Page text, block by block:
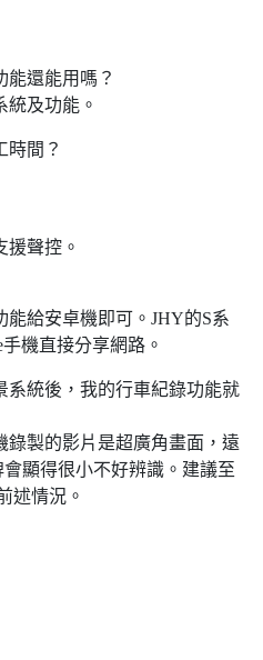
能還能用嗎？
及功能。
時間？
援聲控。
給安卓機即可。JHY的S系
機直接分享網路。
系統後，我的行車紀錄功能就
製的影片是超廣角畫面，遠
顯得很小不好辨識。建議至
述情況。